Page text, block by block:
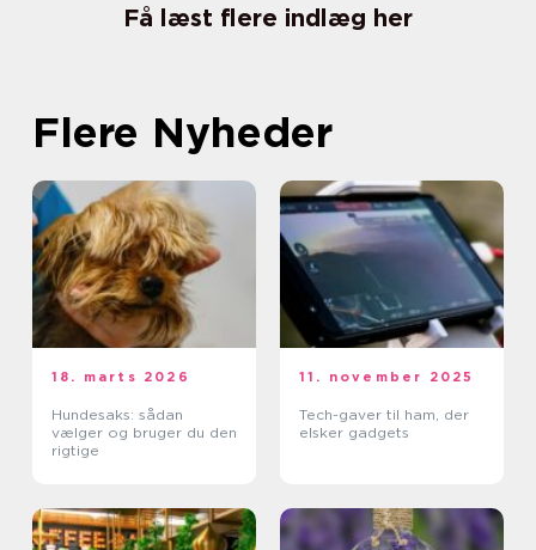
Få læst flere indlæg her
Flere Nyheder
18. marts 2026
Hundesaks: sådan
vælger og bruger du den
rigtige
11. november 2025
Tech-gaver til ham, der
elsker gadgets